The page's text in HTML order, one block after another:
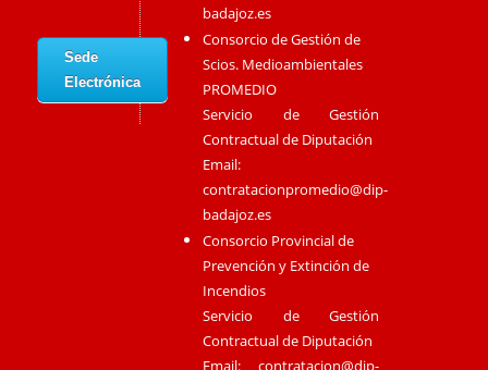
Sede
Electrónica
badajoz.es
Consorcio de Gestión de
Scios. Medioambientales
PROMEDIO
Servicio de Gestión
Contractual de Diputación
Email:
contratacionpromedio@dip-
badajoz.es
Consorcio Provincial de
Prevención y Extinción de
Incendios
Servicio de Gestión
Contractual de Diputación
Email:contratacion@dip-